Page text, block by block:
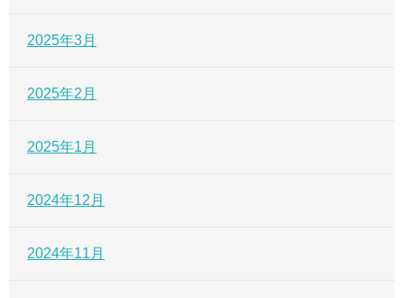
2025年3月
2025年2月
2025年1月
2024年12月
2024年11月